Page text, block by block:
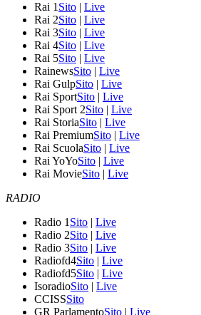
Rai 1 Sito | Live
Rai 2Sito | Live
Rai 3Sito | Live
Rai 4Sito | Live
Rai 5Sito | Live
RainewsSito | Live
Rai GulpSito | Live
Rai SportSito | Live
Rai Sport 2Sito | Live
Rai StoriaSito | Live
Rai PremiumSito | Live
Rai ScuolaSito | Live
Rai YoYoSito | Live
Rai MovieSito | Live
RADIO
Radio 1 Sito | Live
Radio 2Sito | Live
Radio 3Sito | Live
Radiofd4Sito | Live
Radiofd5Sito | Live
IsoradioSito | Live
CCISSSito
GR ParlamentoSito | Live